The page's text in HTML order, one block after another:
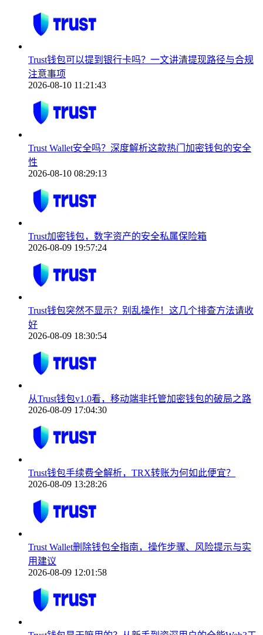
Trust钱包可以提到银行卡吗？一文讲清提现路径与合规
注意事项
2026-08-10 11:21:43
Trust Wallet安全吗？深度解析这款热门加密钱包的安全
性
2026-08-10 08:29:13
Trust加密钱包，数字资产的安全私属保险箱
2026-08-09 19:57:24
Trust钱包突然不显示？别乱操作！这几个排查方法请收
好
2026-08-09 18:30:54
从Trust钱包v1.0看，移动端非托管加密钱包的破局之路
2026-08-09 17:04:30
Trust钱包手续费全解析，TRX转账为何如此便宜？
2026-08-09 13:28:26
Trust Wallet删除钱包全指南，操作步骤、风险提示与实
用建议
2026-08-09 12:01:58